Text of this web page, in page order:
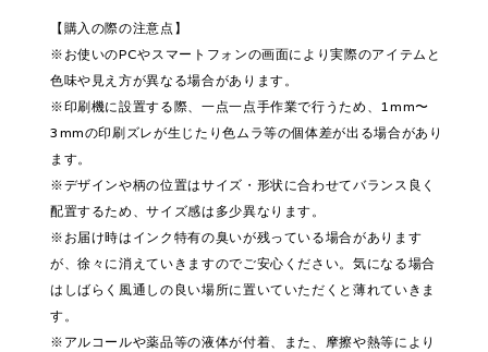
【購入の際の注意点】
※お使いのPCやスマートフォンの画面により実際のアイテムと
色味や見え方が異なる場合があります。
※印刷機に設置する際、一点一点手作業で行うため、1mm〜
3mmの印刷ズレが生じたり色ムラ等の個体差が出る場合があり
ます。
※デザインや柄の位置はサイズ・形状に合わせてバランス良く
配置するため、サイズ感は多少異なります。
※お届け時はインク特有の臭いが残っている場合があります
が、徐々に消えていきますのでご安心ください。気になる場合
はしばらく風通しの良い場所に置いていただくと薄れていきま
す。
※アルコールや薬品等の液体が付着、また、摩擦や熱等により